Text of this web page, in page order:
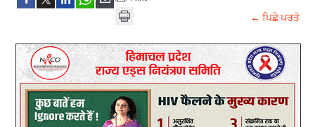
← ਪਿਛੇ ਪਰਤੋ